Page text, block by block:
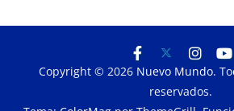
Copyright © 2026 Nuevo Mundo.
reservados.